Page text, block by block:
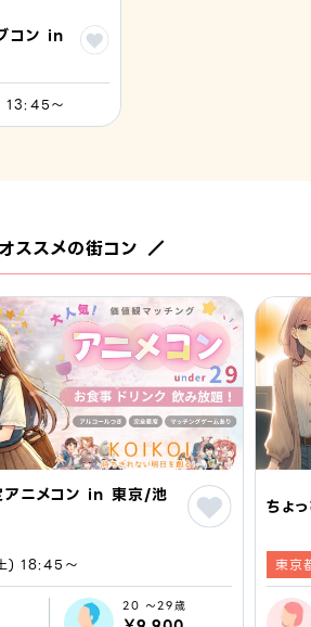
コン in
13:45〜
ススメの街コン ／
ニメコン in 東京/池
) 18:45〜
20 ～29歳
ちょ
東京